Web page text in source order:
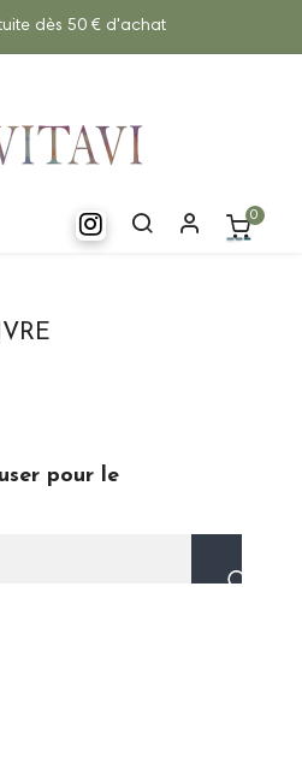
dès 50 € d'achat
0
pour le